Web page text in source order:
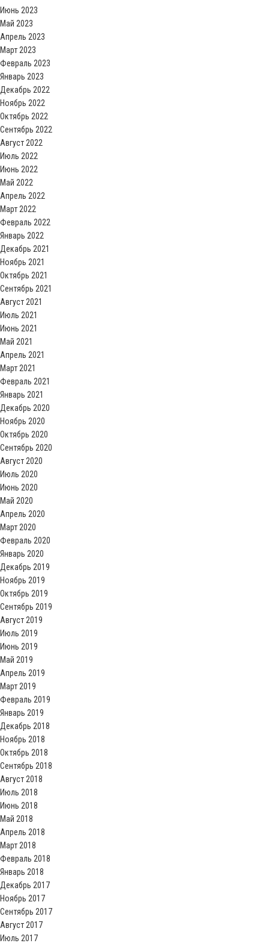
Июнь 2023
Май 2023
Апрель 2023
Март 2023
Февраль 2023
Январь 2023
Декабрь 2022
Ноябрь 2022
Октябрь 2022
Сентябрь 2022
Август 2022
Июль 2022
Июнь 2022
Май 2022
Апрель 2022
Март 2022
Февраль 2022
Январь 2022
Декабрь 2021
Ноябрь 2021
Октябрь 2021
Сентябрь 2021
Август 2021
Июль 2021
Июнь 2021
Май 2021
Апрель 2021
Март 2021
Февраль 2021
Январь 2021
Декабрь 2020
Ноябрь 2020
Октябрь 2020
Сентябрь 2020
Август 2020
Июль 2020
Июнь 2020
Май 2020
Апрель 2020
Март 2020
Февраль 2020
Январь 2020
Декабрь 2019
Ноябрь 2019
Октябрь 2019
Сентябрь 2019
Август 2019
Июль 2019
Июнь 2019
Май 2019
Апрель 2019
Март 2019
Февраль 2019
Январь 2019
Декабрь 2018
Ноябрь 2018
Октябрь 2018
Сентябрь 2018
Август 2018
Июль 2018
Июнь 2018
Май 2018
Апрель 2018
Март 2018
Февраль 2018
Январь 2018
Декабрь 2017
Ноябрь 2017
Сентябрь 2017
Август 2017
Июль 2017